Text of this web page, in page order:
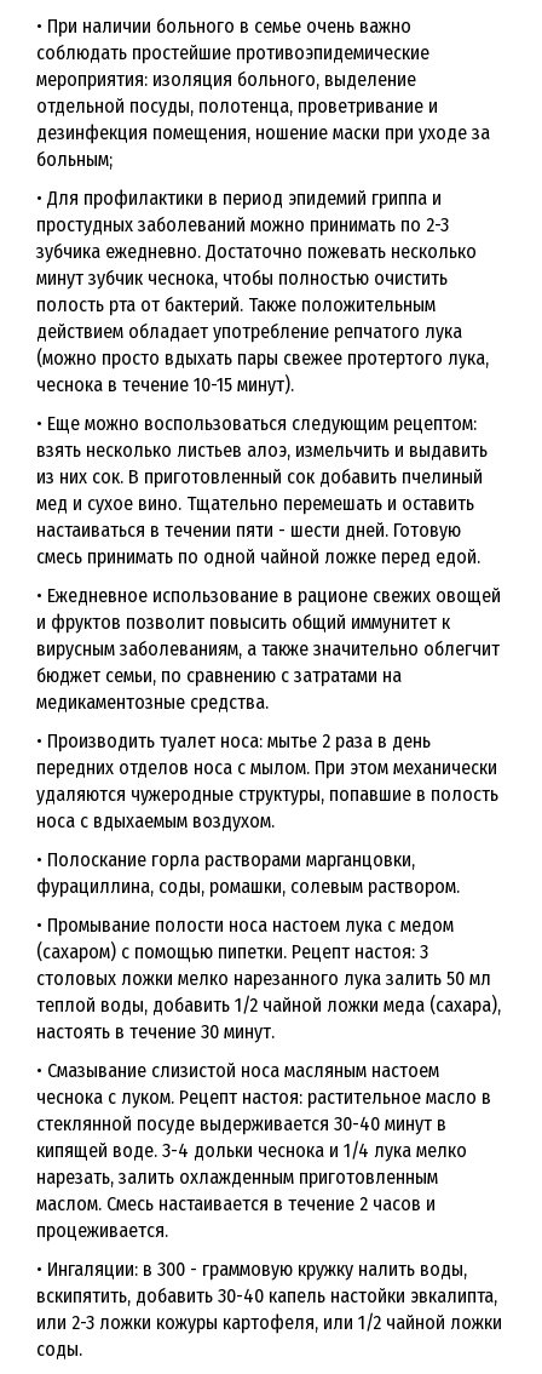
• При наличии больного в семье очень важно
соблюдать простейшие противоэпидемические
мероприятия: изоляция больного, выделение
отдельной посуды, полотенца, проветривание и
дезинфекция помещения, ношение маски при уходе за
больным;
• Для профилактики в период эпидемий гриппа и
простудных заболеваний можно принимать по 2-3
зубчика ежедневно. Достаточно пожевать несколько
минут зубчик чеснока, чтобы полностью очистить
полость рта от бактерий. Также положительным
действием обладает употребление репчатого лука
(можно просто вдыхать пары свежее протертого лука,
чеснока в течение 10-15 минут).
• Еще можно воспользоваться следующим рецептом:
взять несколько листьев алоэ, измельчить и выдавить
из них сок. В приготовленный сок добавить пчелиный
мед и сухое вино. Тщательно перемешать и оставить
настаиваться в течении пяти - шести дней. Готовую
смесь принимать по одной чайной ложке перед едой.
• Ежедневное использование в рационе свежих овощей
и фруктов позволит повысить общий иммунитет к
вирусным заболеваниям, а также значительно облегчит
бюджет семьи, по сравнению с затратами на
медикаментозные средства.
• Производить туалет носа: мытье 2 раза в день
передних отделов носа с мылом. При этом механически
удаляются чужеродные структуры, попавшие в полость
носа с вдыхаемым воздухом.
• Полоскание горла растворами марганцовки,
фурациллина, соды, ромашки, солевым раствором.
• Промывание полости носа настоем лука с медом
(сахаром) с помощью пипетки. Рецепт настоя: 3
столовых ложки мелко нарезанного лука залить 50 мл
теплой воды, добавить 1/2 чайной ложки меда (сахара),
настоять в течение 30 минут.
• Смазывание слизистой носа масляным настоем
чеснока с луком. Рецепт настоя: растительное масло в
стеклянной посуде выдерживается 30-40 минут в
кипящей воде. 3-4 дольки чеснока и 1/4 лука мелко
нарезать, залить охлажденным приготовленным
маслом. Смесь настаивается в течение 2 часов и
процеживается.
• Ингаляции: в 300 - граммовую кружку налить воды,
вскипятить, добавить 30-40 капель настойки эвкалипта,
или 2-3 ложки кожуры картофеля, или 1/2 чайной ложки
соды.